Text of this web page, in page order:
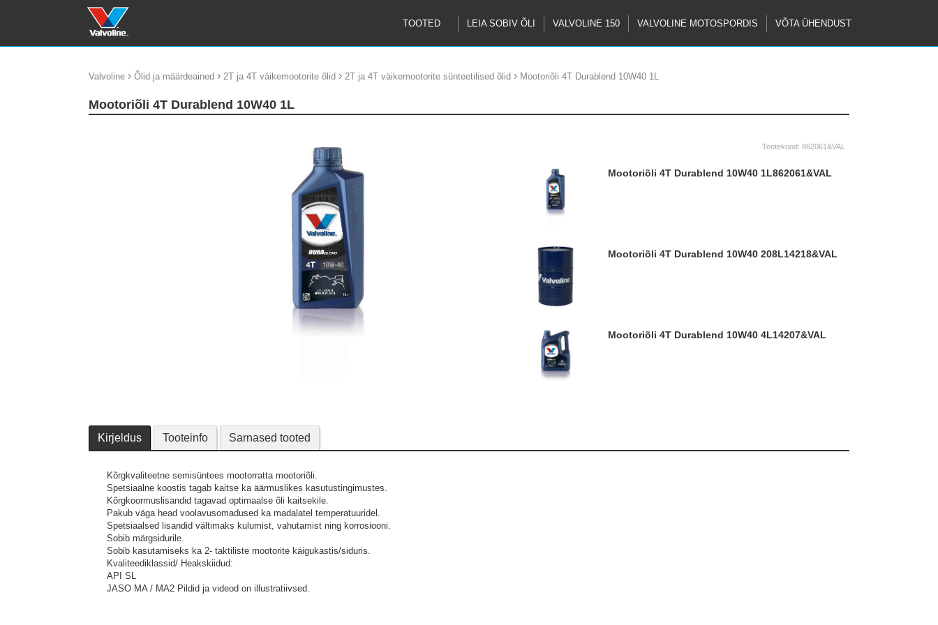
TOOTED LEIA SOBIV ÕLI VALVOLINE 150 VALVOLINE MOTOSPORDIS VÕTA ÜHENDUST
Valvoline › Õlid ja määrdeained › 2T ja 4T väikemootorite õlid › 2T ja 4T väikemootorite sünteetilised õlid › Mootoriõli 4T Durablend 10W40 1L
Mootoriõli 4T Durablend 10W40 1L
Tootekood: 862061&VAL
Mootoriõli 4T Durablend 10W40 1L862061&VAL
Mootoriõli 4T Durablend 10W40 208L14218&VAL
Mootoriõli 4T Durablend 10W40 4L14207&VAL
Kirjeldus Tooteinfo Sarnased tooted
Kõrgkvaliteetne semisüntees mootorratta mootoriõli.
Spetsiaalne koostis tagab kaitse ka äärmuslikes kasutustingimustes.
Kõrgkoormuslisandid tagavad optimaalse õli kaitsekile.
Pakub väga head voolavusomadused ka madalatel temperatuuridel.
Spetsiaalsed lisandid vältimaks kulumist, vahutamist ning korrosiooni.
Sobib märgsidurile.
Sobib kasutamiseks ka 2- taktiliste mootorite käigukastis/siduris.
Kvaliteediklassid/ Heakskiidud:
API SL
JASO MA / MA2 Pildid ja videod on illustratiivsed.